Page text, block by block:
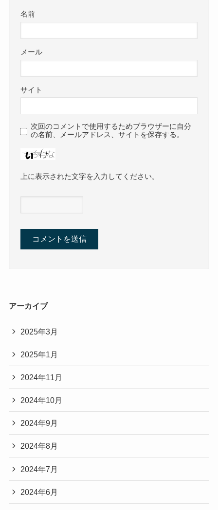
名前
メール
サイト
次回のコメントで使用するためブラウザーに自分
の名前、メールアドレス、サイトを保存する。
上に表示された文字を入力してください。
アーカイブ
2025年3月
2025年1月
2024年11月
2024年10月
2024年9月
2024年8月
2024年7月
2024年6月